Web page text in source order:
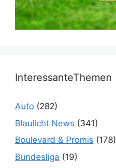
InteressanteThemen
Auto (282)
Blaulicht News (341)
Boulevard & Promis (178)
Bundesliga (19)